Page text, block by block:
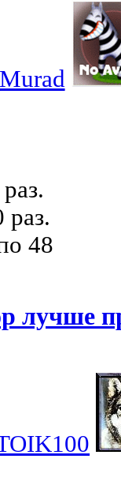
Murad
раз.
раз.
48
лучше